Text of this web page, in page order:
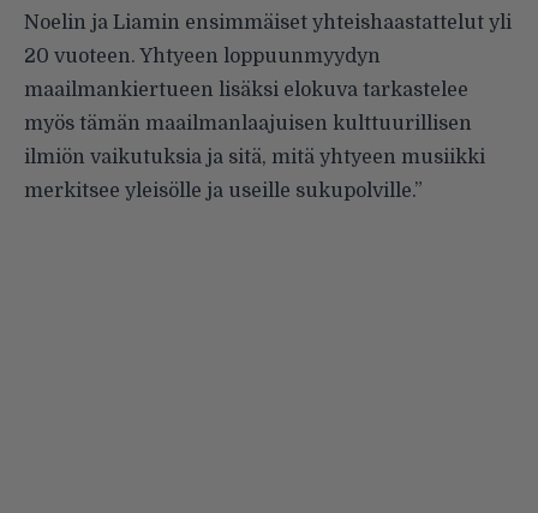
Noelin ja Liamin ensimmäiset yhteishaastattelut yli
20 vuoteen. Yhtyeen loppuunmyydyn
maailmankiertueen lisäksi elokuva tarkastelee
myös tämän maailmanlaajuisen kulttuurillisen
ilmiön vaikutuksia ja sitä, mitä yhtyeen musiikki
merkitsee yleisölle ja useille sukupolville.”